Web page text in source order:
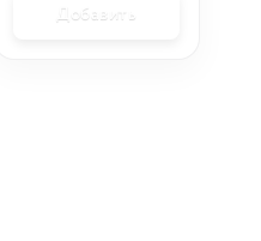
Добавить